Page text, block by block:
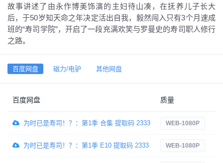
故事讲述了由永作博美饰演的主妇待山凑，在抚养儿子长大
后，于50岁知天命之年决定活出自我，毅然闯入只有3个月速成
班的“寿司学院”，开启了一段充满欢笑与罗曼史的寿司职人修行
之路。
百度网盘 磁力/电驴 其他网盘
百度网盘 质量
为时已是寿司！？：第1季 合集 提取码 2333 WEB-1080P
为时已是寿司！？：第1季 E10 提取码 2333 WEB-1080P